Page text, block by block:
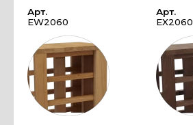
Арт.
EW2060
Арт.
EX2060